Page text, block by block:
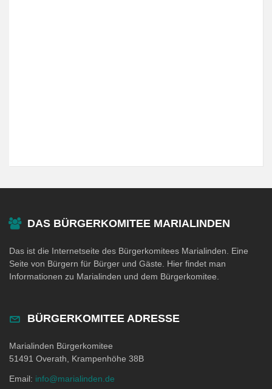
DAS BÜRGERKOMITEE MARIALINDEN
Das ist die Internetseite des Bürgerkomitees Marialinden. Eine
Seite von Bürgern für Bürger und Gäste. Hier findet man
Informationen zu Marialinden und dem Bürgerkomitee.
BÜRGERKOMITEE ADRESSE
Marialinden Bürgerkomitee
51491 Overath, Krampenhöhe 38B
Email: info@marialinden.de